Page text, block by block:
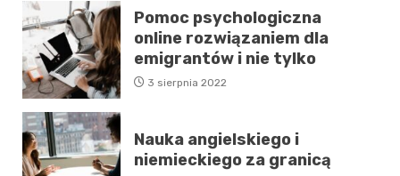
Pomoc psychologiczna
online rozwiązaniem dla
emigrantów i nie tylko
3 sierpnia 2022
Nauka angielskiego i
niemieckiego za granicą